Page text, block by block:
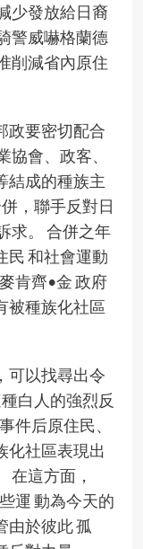
少發放給日裔
警威嚇格蘭德
削減省內原住
政要密切配合
會、政客、
結成的種族主
，聯手反對日
求。 合併之年
民 和社會運動
肯齊•金 政府
被種族化社區
可以找尋出令
白人的強烈反
件后原住民、
化社區表現出
在這方面，
運 動為今天的
由於彼此 孤